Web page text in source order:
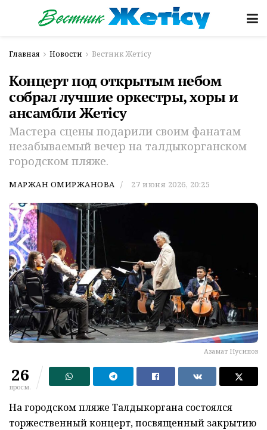
Главная Новости Вестник Жетісу
Концерт под открытым небом
собрал лучшие оркестры, хоры и
ансамбли Жетісу
Мастера сцены подарили своим фанатам
незабываемый вечер на талдыкорганском
городском пляже.
МАРЖАН ОМИРЖАНОВА 27 июня 2026, 20:25
Азамат Нусипов
26
просм.
На городском пляже Талдыкоргана состоялся
торжественный концерт, посвященный закрытию